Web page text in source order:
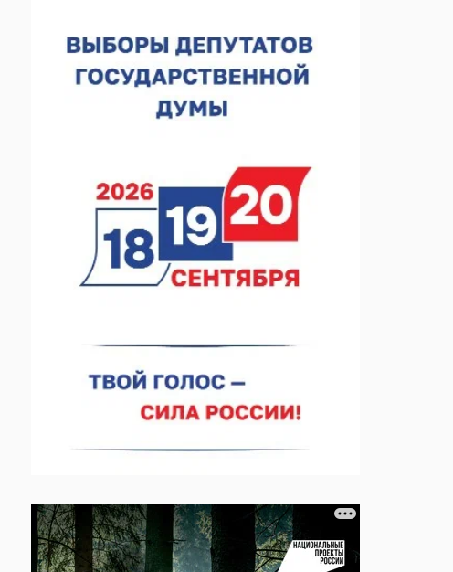
07.08.2026 12:15
В Нижнем Новгороде прошло совещание
Росгвардии
07.08.2026 12:04
Кратковременные перерывы вещания
телерадиопрограмм ожидаются в Нижнем
Новгороде до 16 августа в связи с покраской
телебашни
07.08.2026 11:20